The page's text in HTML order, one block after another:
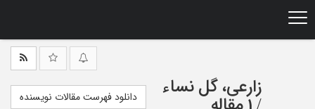
زارعی، گل نساء
/ 1 مقاله دانلود فهرست مقالات نویسنده